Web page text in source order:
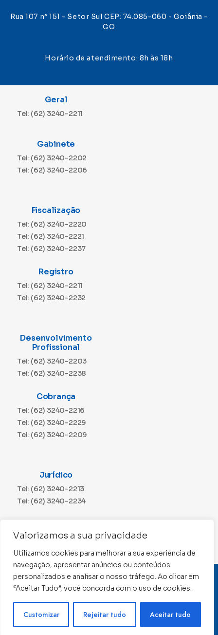
Valorizamos a sua privacidade
Utilizamos cookies para melhorar a sua experiência de
navegação, apresentar anúncios ou conteúdos
personalizados e analisar o nosso tráfego. Ao clicar em
“Aceitar Tudo”, você concorda com o uso de cookies.
Customizar Rejeitar tudo Aceitar tudo
Rua 107 n° 151 - Setor Sul CEP: 74.085-060 - Goiânia -
GO
Horário de atendimento: 8h às 18h
Geral
Tel: (62) 3240-2211
Gabinete
Tel: (62) 3240-2202
Tel: (62) 3240-2206
Fiscalização
Tel: (62) 3240-2220
Tel: (62) 3240-2221
Tel: (62) 3240-2237
Registro
Tel: (62) 3240-2211
Tel: (62) 3240-2232
Desenvolvimento
Profissional
Tel: (62) 3240-2203
Tel: (62) 3240-2238
Cobrança
Tel: (62) 3240-2216
Tel: (62) 3240-2229
Tel: (62) 3240-2209
Jurídico
Tel: (62) 3240-2213
Tel: (62) 3240-2234
Tel: (62) 3240-2230
CNPJ: 01.015.676/0001-11
Conselho Regional de Contabilidade de Goiás 2022 –
Todos os direitos reservados
Desenvolvido por:
Precisa de ajuda ?